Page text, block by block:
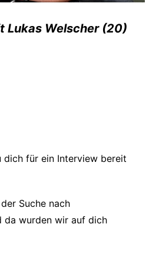
Lukas Welscher (20)
dich für ein Interview bereit
Suche nach
da wurden wir auf dich